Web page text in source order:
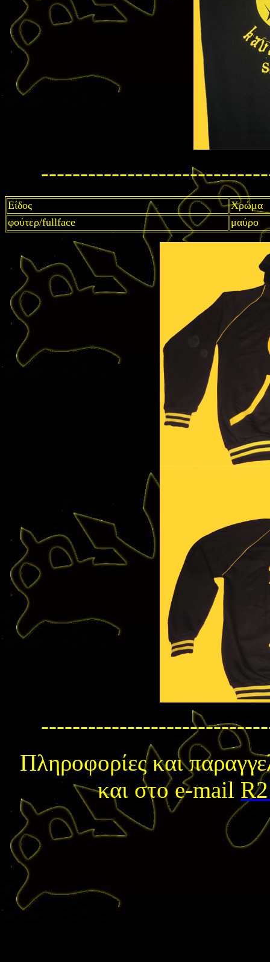
Είδος
Χρώμα
φούτερ/fullface
μαύρο
Πληροφορίες και
και στο e-mail